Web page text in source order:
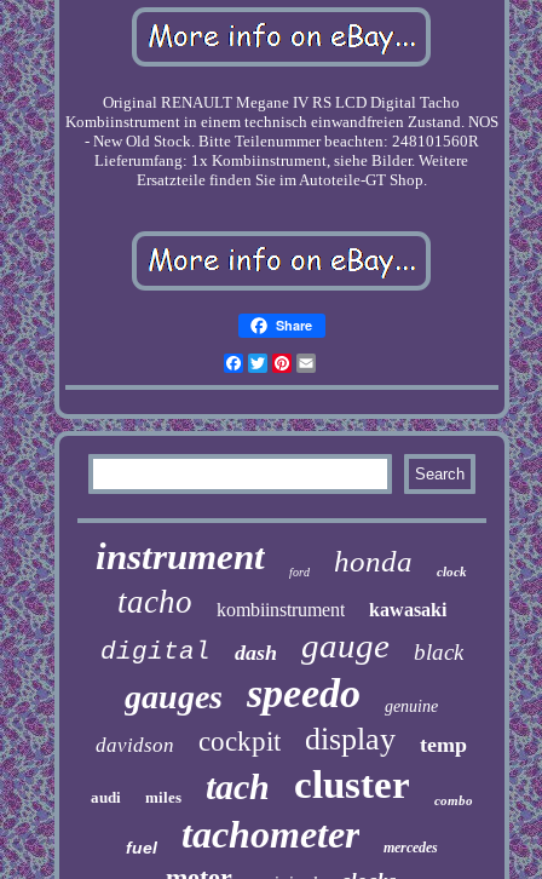
Original RENAULT Megane IV RS LCD Digital Tacho
Kombiinstrument in einem technisch einwandfreien Zustand. NOS
- New Old Stock. Bitte Teilenummer beachten: 248101560R
Lieferumfang: 1x Kombiinstrument, siehe Bilder. Weitere
Ersatzteile finden Sie im Autoteile-GT Shop.
Share
Facebook
TwitterPinterest
instrument ford honda clock
tacho kombiinstrument kawasaki
digital dash gauge black
gauges speedo genuine
davidson cockpit display temp
audi miles tach cluster combo
fuel tachometer mercedes